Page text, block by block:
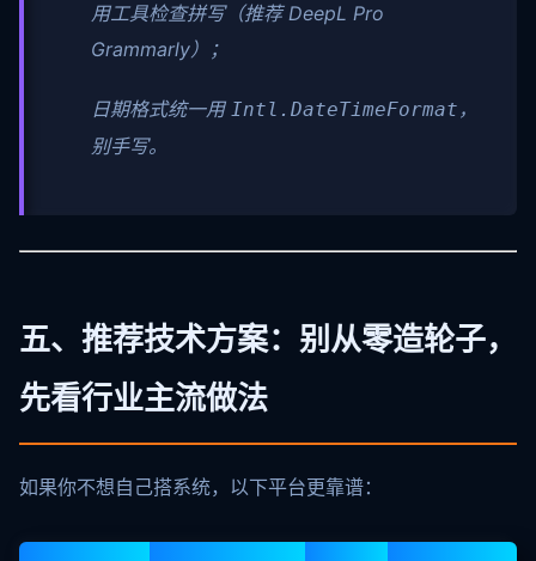
用工具检查拼写（推荐 DeepL Pro
Grammarly）；
日期格式统一用 Intl.DateTimeFormat ，
别手写。
五、推荐技术方案：别从零造轮子，
先看行业主流做法
如果你不想自己搭系统，以下平台更靠谱：